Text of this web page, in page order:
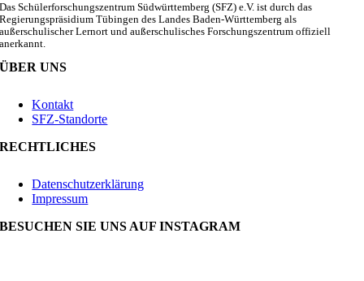
Das Schülerforschungszentrum Südwürttemberg (SFZ) e.V. ist durch das
Regierungspräsidium Tübingen des Landes Baden-Württemberg als
außerschulischer Lernort und außerschulisches Forschungszentrum offiziell
anerkannt.
ÜBER UNS
Kontakt
SFZ-Standorte
RECHTLICHES
Datenschutzerklärung
Impressum
BESUCHEN SIE UNS AUF INSTAGRAM